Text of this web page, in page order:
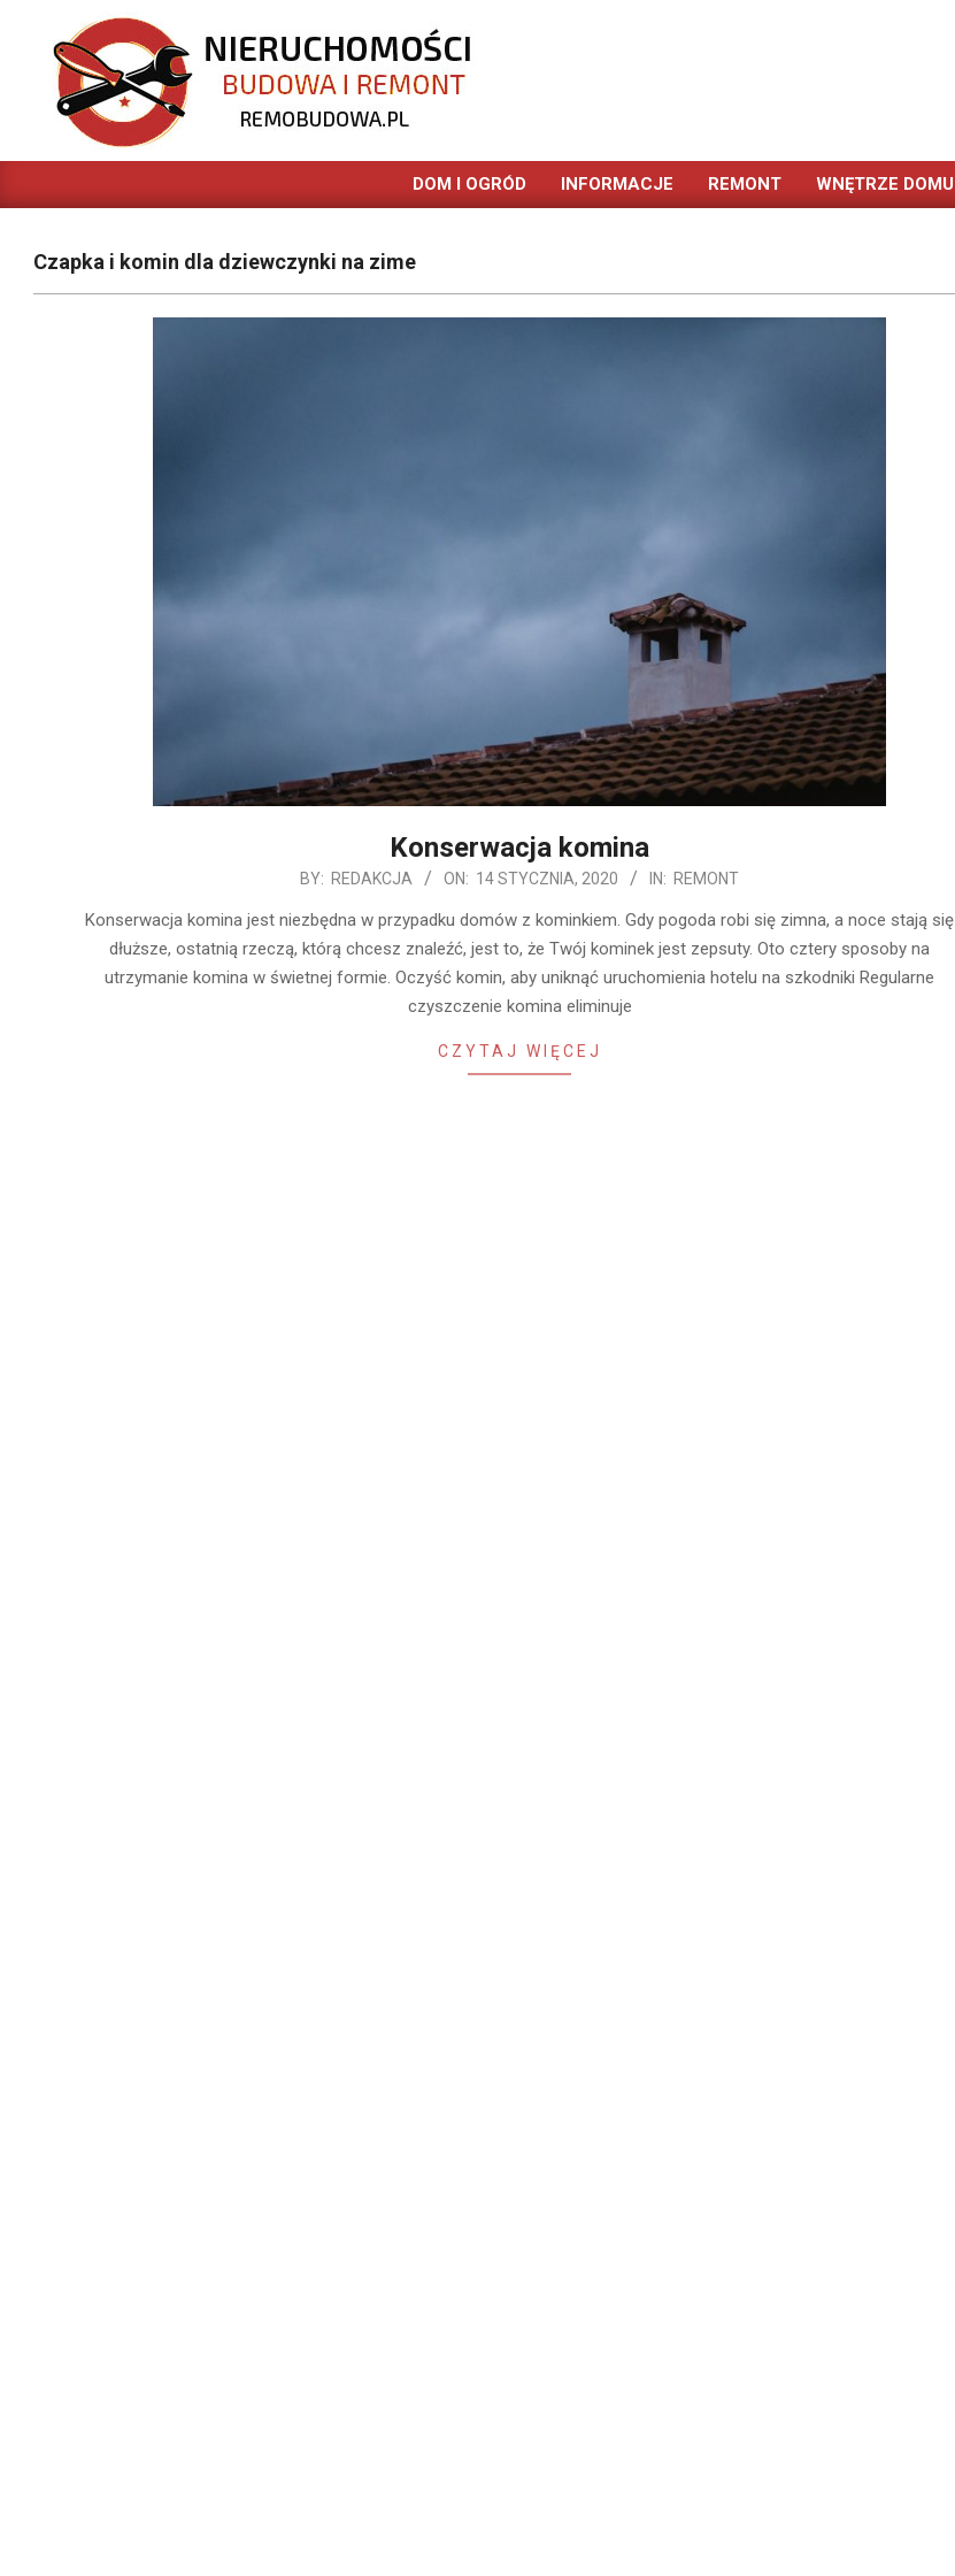
content
REMOBUDOWA.PL
Primary
DOM I OGRÓD INFORMACJE REMONT WNĘTRZE DOMU
Czapka i komin dla dziewczynki na zime
Konserwacja komina
BY: REDAKCJA ON: 14 STYCZNIA, 2020 IN: REMONT
Konserwacja komina jest niezbędna w przypadku domów z kominkiem. Gdy pogoda robi się zimna, a noce stają się
dłuższe, ostatnią rzeczą, którą chcesz znaleźć, jest to, że Twój kominek jest zepsuty. Oto cztery sposoby na
utrzymanie komina w świetnej formie. Oczyść komin, aby uniknąć uruchomienia hotelu na szkodniki Regularne
czyszczenie komina eliminuje
CZYTAJ WIĘCEJ